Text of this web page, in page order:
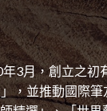
3月，創立之
，並推動國際